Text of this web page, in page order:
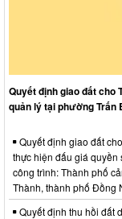
Quyết định giao đất cho
quản lý tại phường Trấn
Quyết định giao đất
thực hiện đấu giá quyền
công trình: Thành phố
Thành, thành phố Đồng
Quyết định thu hồi đất